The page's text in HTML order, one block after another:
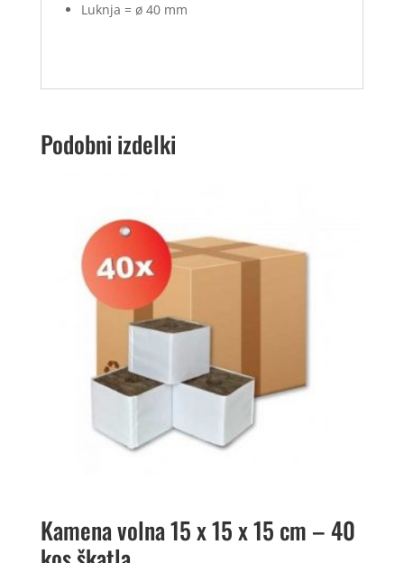
Luknja = ø 40 mm
Podobni izdelki
Kamena volna 15 x 15 x 15 cm – 40